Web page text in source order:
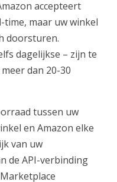
accepteert
maar uw winkel
doorsturen.
dagelijkse – zijn te
dan 20-30
tussen uw
en Amazon elke
van uw
de API-verbinding